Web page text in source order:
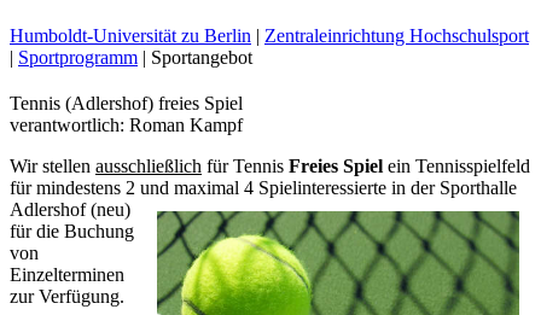
Humboldt-Universität zu Berlin | Zentraleinrichtung Hochschulsport
| Sportprogramm | Sportangebot
Tennis (Adlershof) freies Spiel
verantwortlich: Roman Kampf
Wir stellen ausschließlich für Tennis Freies Spiel ein Tennisspielfeld
für mindestens 2 und maximal 4 Spielinteressierte in der Sporthalle
Adlershof (neu)
für die Buchung
von
Einzelterminen
zur Verfügung.